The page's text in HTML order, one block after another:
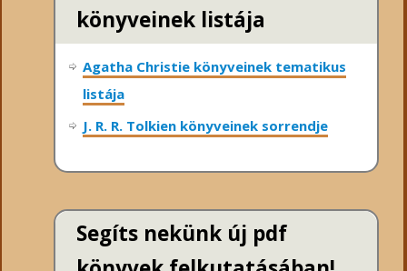
könyveinek listája
Agatha Christie könyveinek tematikus
listája
J. R. R. Tolkien könyveinek sorrendje
Segíts nekünk új pdf